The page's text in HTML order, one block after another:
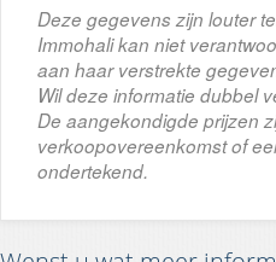
Deze gegevens zijn louter
Immohali kan niet
aan haar verstrekte
Wil deze informatie dubbel
De aangekondigde prijzen
verkoopovereenkomst of
ondertekend.